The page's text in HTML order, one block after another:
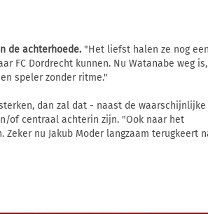
de achterhoede."Het liefst halen ze nog een
FC Dordrecht kunnen. Nu Watanabe weg
speler zonder ritme."
dan zal dat - naast de waarschijnlijke
of centraal achterin zijn. "Ook naar het
nu Jakub Moder langzaam terugkeert